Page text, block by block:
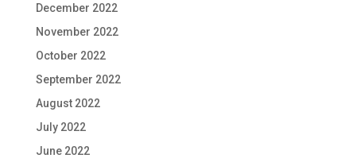
December 2022
November 2022
October 2022
September 2022
August 2022
July 2022
June 2022